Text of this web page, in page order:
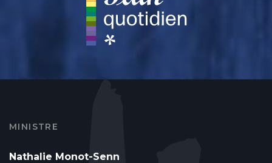
MINISTRE
Nathalie Monot-Senn